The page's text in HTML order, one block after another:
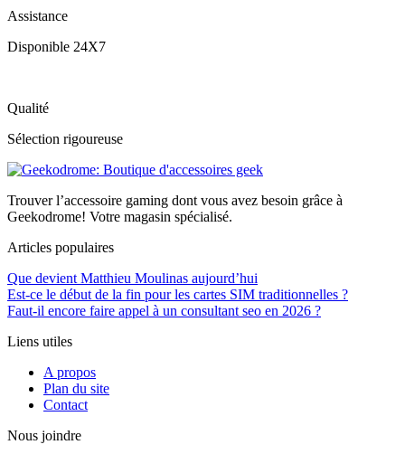
Assistance
Disponible 24X7
Qualité
Sélection rigoureuse
Trouver l’accessoire gaming dont vous avez besoin grâce à
Geekodrome! Votre magasin spécialisé.
Articles populaires
Que devient Matthieu Moulinas aujourd’hui
Est-ce le début de la fin pour les cartes SIM traditionnelles ?
Faut-il encore faire appel à un consultant seo en 2026 ?
Liens utiles
A propos
Plan du site
Contact
Nous joindre